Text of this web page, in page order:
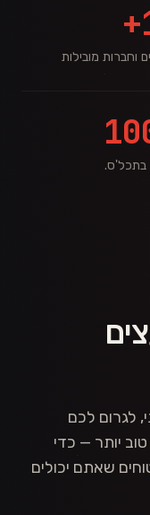
וחברות מובילות
בתכל'ס.
לגרום לכם
יותר — כדי
שאתם יכולים